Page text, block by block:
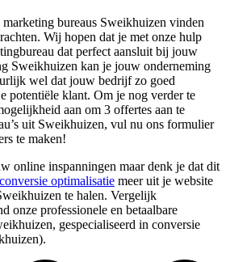
bureaus Sweikhuizen vinden
Wij hopen dat je met onze hulp
dat perfect aansluit bij jouw
Sweikhuizen kan je jouw onderneming
wel dat jouw bedrijf zo goed
potentiële klant. Om je nog verder te
aan om 3 offertes aan te
uit Sweikhuizen, vul nu ons formulier
te maken!
online inspanningen maar denk je dat dit
conversie optimalisatie meer uit je website
te halen. Vergelijk
onze professionele en betaalbare
gespecialiseerd in conversie